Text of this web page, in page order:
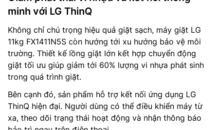
minh với LG ThinQ
Không chỉ chú trọng hiệu quả giặt sạch, máy giặt LG
11kg FX1411N5S còn hướng tới xu hướng bảo vệ môi
trường. Thiết kế lồng giặt lớn kết hợp chuyển động
giặt tối ưu giúp giảm tới 60% lượng vi nhựa phát sinh
trong quá trình giặt.
Bên cạnh đó, sản phẩm hỗ trợ kết nối ứng dụng LG
ThinQ hiện đại. Người dùng có thể điều khiển máy từ
xa, theo dõi trạng thái hoạt động và nhận thông báo